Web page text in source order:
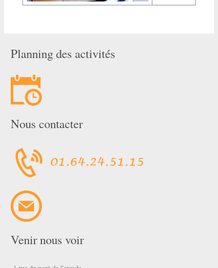
Planning des activités
Nous contacter
Venir nous voir